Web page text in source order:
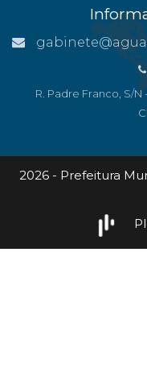
R. Padre Franco, S/
2026 - Prefeitura